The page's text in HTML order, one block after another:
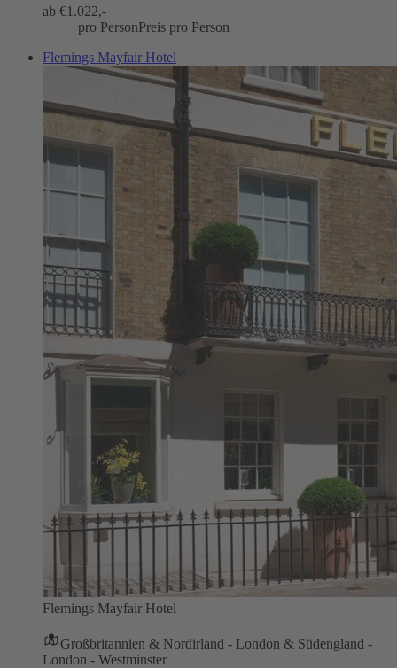
ab €1.022,-
pro PersonPreis pro Person
Flemings Mayfair Hotel
Flemings Mayfair Hotel
Großbritannien & Nordirland - London & Südengland -
London - Westminster